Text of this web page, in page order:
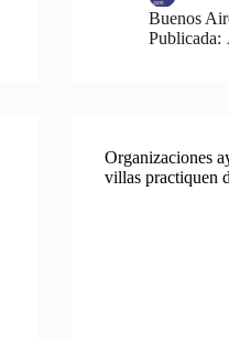
Buenos
Publicada:
Organizaciones
villas practiquen